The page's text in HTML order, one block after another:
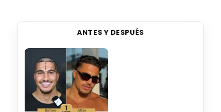
ANTES Y DESPUÉS